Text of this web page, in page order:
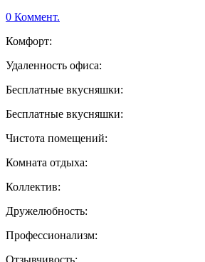
0 Коммент.
Комфорт:
Удаленность офиса:
Бесплатные вкусняшки:
Бесплатные вкусняшки:
Чистота помещений:
Комната отдыха:
Коллектив:
Дружелюбность:
Профессионализм: